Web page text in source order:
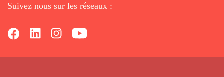
Suivez nous sur les réseaux :